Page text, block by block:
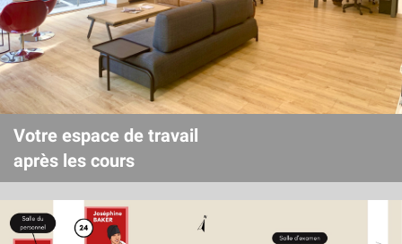
Votre espace de travail
après les cours